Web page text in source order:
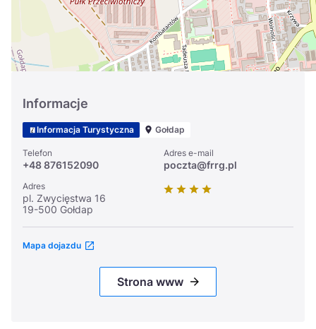
Informacje
Informacja Turystyczna Gołdap
Telefon
+48 876152090
Adres e-mail
poczta@frrg.pl
Adres
pl. Zwycięstwa 16
19-500 Gołdap
Mapa dojazdu
Strona www